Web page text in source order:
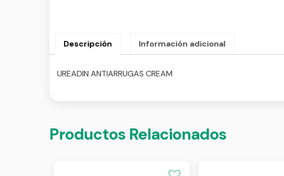
Descripción Información adicional
UREADIN ANTIARRUGAS CREAM
Productos Relacionados